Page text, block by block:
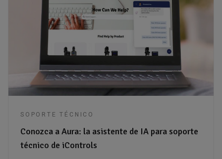
SOPORTE TÉCNICO
Conozca a Aura: la asistente de IA para soporte
técnico de iControls